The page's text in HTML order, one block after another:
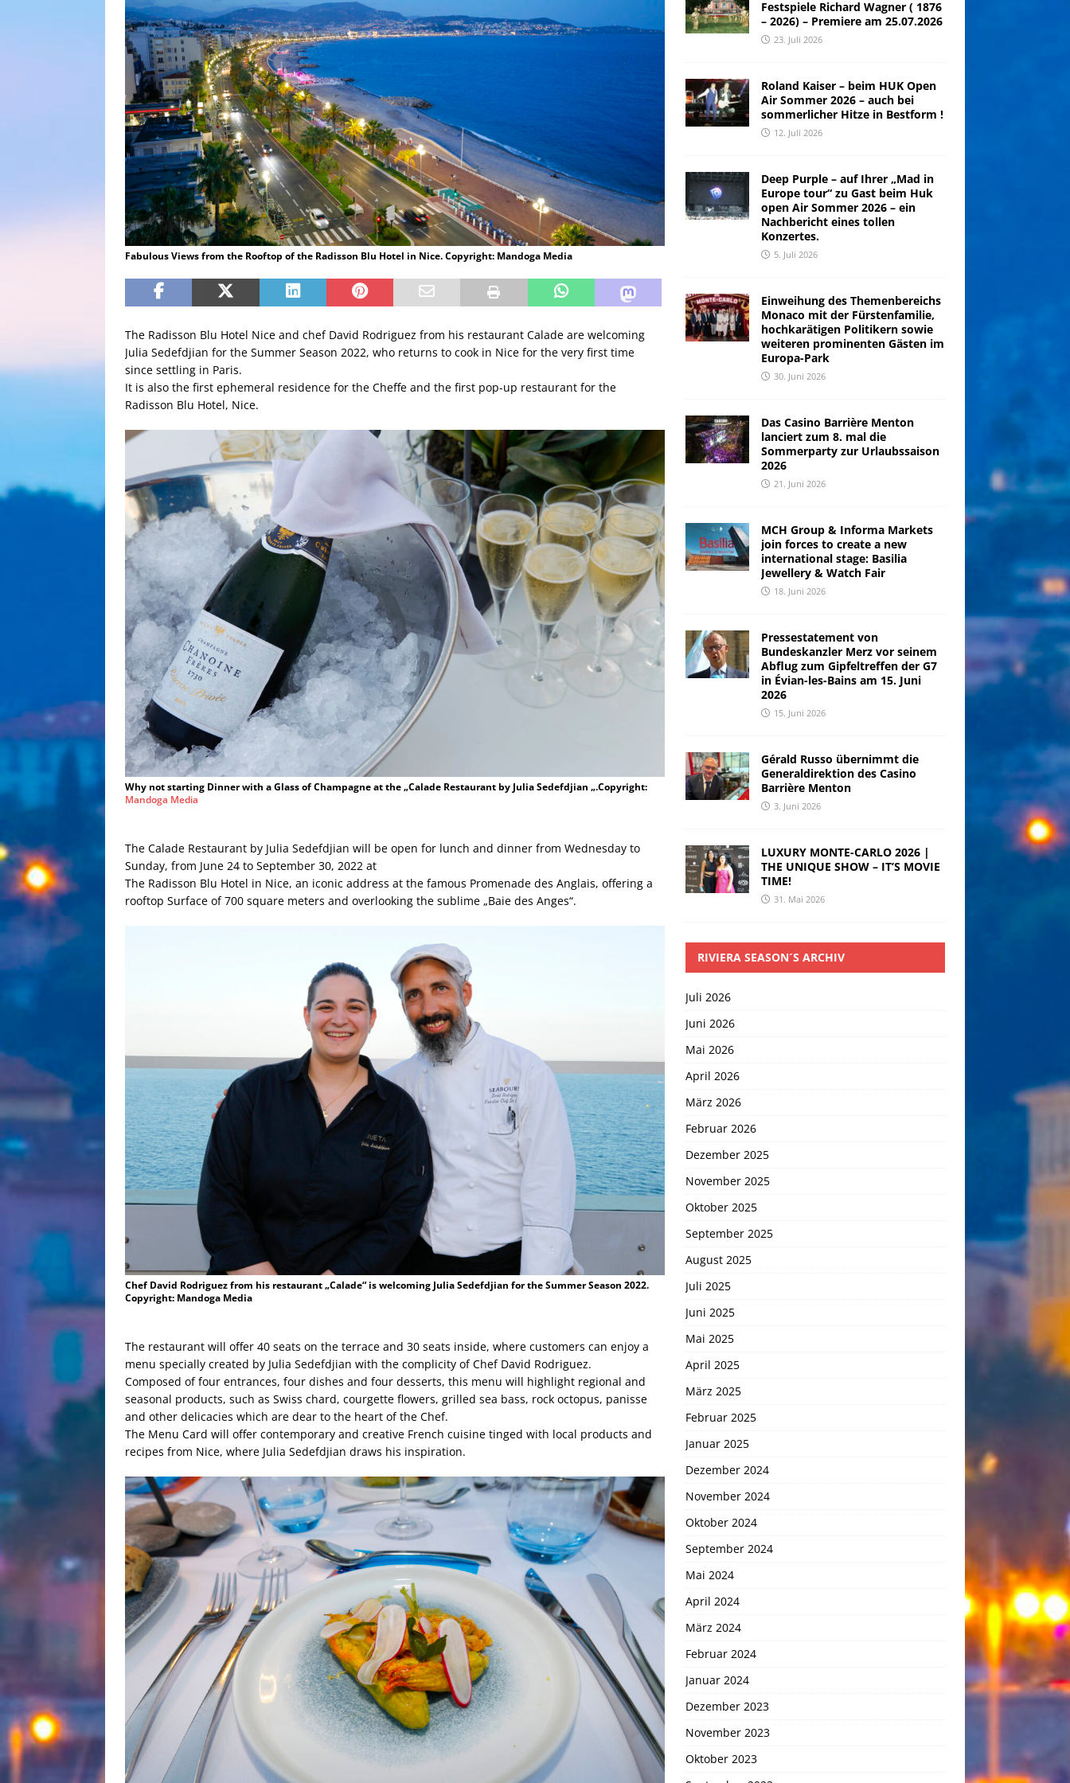
Fabulous Views from the Rooftop of the Radisson Blu Hotel in Nice. Copyright: Mandoga Media
The Radisson Blu Hotel Nice and chef David Rodriguez from his restaurant Calade are welcoming
Julia Sedefdjian for the Summer Season 2022, who returns to cook in Nice for the very first time
since settling in Paris.
It is also the first ephemeral residence for the Cheffe and the first pop-up restaurant for the
Radisson Blu Hotel, Nice.
Why not starting Dinner with a Glass of Champagne at the „Calade Restaurant by Julia Sedefdjian „.Copyright:
Mandoga Media
The Calade Restaurant by Julia Sedefdjian will be open for lunch and dinner from Wednesday to
Sunday, from June 24 to September 30, 2022 at
The Radisson Blu Hotel in Nice, an iconic address at the famous Promenade des Anglais, offering a
rooftop Surface of 700 square meters and overlooking the sublime „Baie des Anges“.
Chef David Rodriguez from his restaurant „Calade“ is welcoming Julia Sedefdjian for the Summer Season 2022.
Copyright: Mandoga Media
The restaurant will offer 40 seats on the terrace and 30 seats inside, where customers can enjoy a
menu specially created by Julia Sedefdjian with the complicity of Chef David Rodriguez.
Composed of four entrances, four dishes and four desserts, this menu will highlight regional and
seasonal products, such as Swiss chard, courgette flowers, grilled sea bass, rock octopus, panisse
and other delicacies which are dear to the heart of the Chef.
The Menu Card will offer contemporary and creative French cuisine tinged with local products and
recipes from Nice, where Julia Sedefdjian draws his inspiration.
Festspiele Richard Wagner ( 1876
– 2026) – Premiere am 25.07.2026
23. Juli 2026
Roland Kaiser – beim HUK Open
Air Sommer 2026 – auch bei
sommerlicher Hitze in Bestform !
12. Juli 2026
Deep Purple – auf Ihrer „Mad in
Europe tour“ zu Gast beim Huk
open Air Sommer 2026 – ein
Nachbericht eines tollen
Konzertes.
5. Juli 2026
Einweihung des Themenbereichs
Monaco mit der Fürstenfamilie,
hochkarätigen Politikern sowie
weiteren prominenten Gästen im
Europa-Park
30. Juni 2026
Das Casino Barrière Menton
lanciert zum 8. mal die
Sommerparty zur Urlaubssaison
2026
21. Juni 2026
MCH Group & Informa Markets
join forces to create a new
international stage: Basilia
Jewellery & Watch Fair
18. Juni 2026
Pressestatement von
Bundeskanzler Merz vor seinem
Abflug zum Gipfeltreffen der G7
in Évian-les-Bains am 15. Juni
2026
15. Juni 2026
Gérald Russo übernimmt die
Generaldirektion des Casino
Barrière Menton
3. Juni 2026
LUXURY MONTE-CARLO 2026 |
THE UNIQUE SHOW – IT’S MOVIE
TIME!
31. Mai 2026
RIVIERA SEASON´S ARCHIV
Juli 2026
Juni 2026
Mai 2026
April 2026
März 2026
Februar 2026
Dezember 2025
November 2025
Oktober 2025
September 2025
August 2025
Juli 2025
Juni 2025
Mai 2025
April 2025
März 2025
Februar 2025
Januar 2025
Dezember 2024
November 2024
Oktober 2024
September 2024
Mai 2024
April 2024
März 2024
Februar 2024
Januar 2024
Dezember 2023
November 2023
Oktober 2023